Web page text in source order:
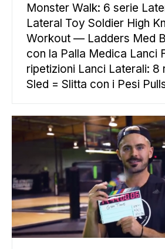
Monster Walk: 6 serie
Lateral Toy Soldier High
Workout — Ladders Med
con la Palla Medica Lanci
ripetizioni Lanci Laterali: 8
Sled = Slitta con i Pesi